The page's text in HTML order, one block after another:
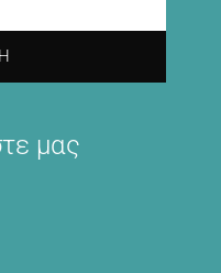
μας